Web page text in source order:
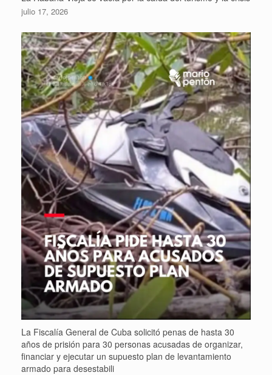
julio 17, 2026
La Fiscalía General de Cuba solicitó penas de hasta 30
años de prisión para 30 personas acusadas de organizar,
financiar y ejecutar un supuesto plan de levantamiento
armado para desestabili